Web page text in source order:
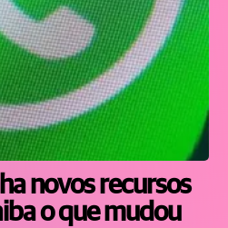
novos recursos
o que mudou